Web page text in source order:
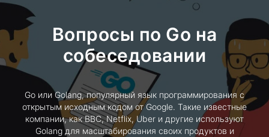
Вопросы по Go на
собеседовании
Go или Golang, популярный язык программирования с
открытым исходным кодом от Google. Такие известные
компании, как BBC, Netflix, Uber и другие используют
Golang для масштабирования своих продуктов и